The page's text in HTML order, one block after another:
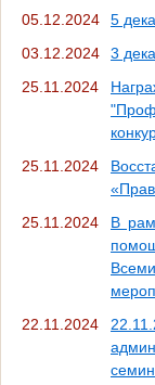
05.12.2024
5
03.12.2024
3
25.11.2024
25.11.2024
25.11.2024
В
22.11.2024